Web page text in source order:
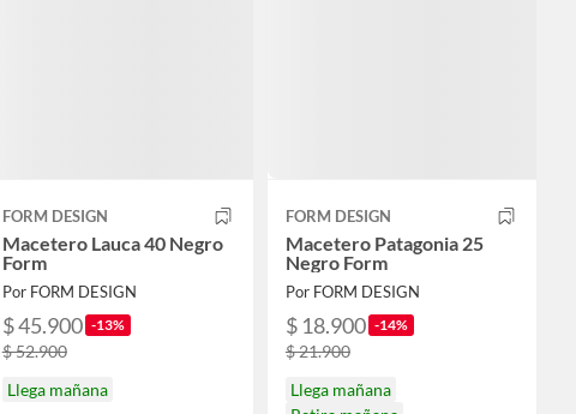
FORM DESIGN
Macetero Lauca 40 Negro
Form
Por FORM DESIGN
$ 45.900 -13%
$ 52.900
Llega mañana
FORM DESIGN
Macetero Patagonia 25
Negro Form
Por FORM DESIGN
$ 18.900 -14%
$ 21.900
Llega mañana